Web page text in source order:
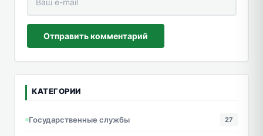
Отправить комментарий
КАТЕГОРИИ
Государственные службы 27